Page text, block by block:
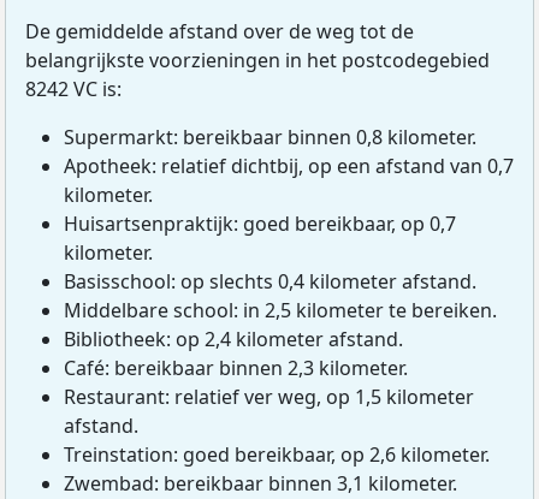
De gemiddelde afstand over de weg tot de
belangrijkste voorzieningen in het postcodegebied
8242 VC is:
Supermarkt: bereikbaar binnen 0,8 kilometer.
Apotheek: relatief dichtbij, op een afstand van 0,7
kilometer.
Huisartsenpraktijk: goed bereikbaar, op 0,7
kilometer.
Basisschool: op slechts 0,4 kilometer afstand.
Middelbare school: in 2,5 kilometer te bereiken.
Bibliotheek: op 2,4 kilometer afstand.
Café: bereikbaar binnen 2,3 kilometer.
Restaurant: relatief ver weg, op 1,5 kilometer
afstand.
Treinstation: goed bereikbaar, op 2,6 kilometer.
Zwembad: bereikbaar binnen 3,1 kilometer.